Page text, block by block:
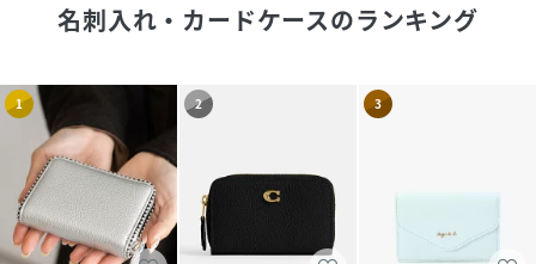
名刺入れ・カードケースのランキング
1 2 3